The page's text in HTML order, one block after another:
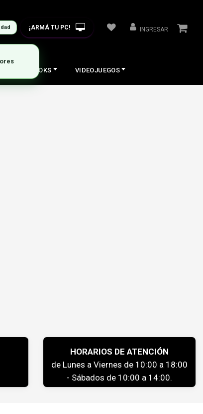
¡ARMÁ TU PC! INGRESAR
NOTEBOOKS VIDEOJUEGOS
HORARIOS DE ATENCIÓN
de Lunes a Viernes de 10:00 a 18:00
- Sábados de 10:00 a 14:00.